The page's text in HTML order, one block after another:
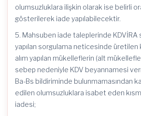
olumsuzluklara ilişkin olarak ise belirli
gösterilerek iade yapılabilecektir.
5. Mahsuben iade taleplerinde KDVİRA
yapılan sorgulama neticesinde üretilen
alım yapılan mükelleflerin (alt
sebep nedeniyle KDV beyannamesi
Ba-Bs bildiriminde bulunmamasından
edilen olumsuzluklara isabet eden
iadesi;